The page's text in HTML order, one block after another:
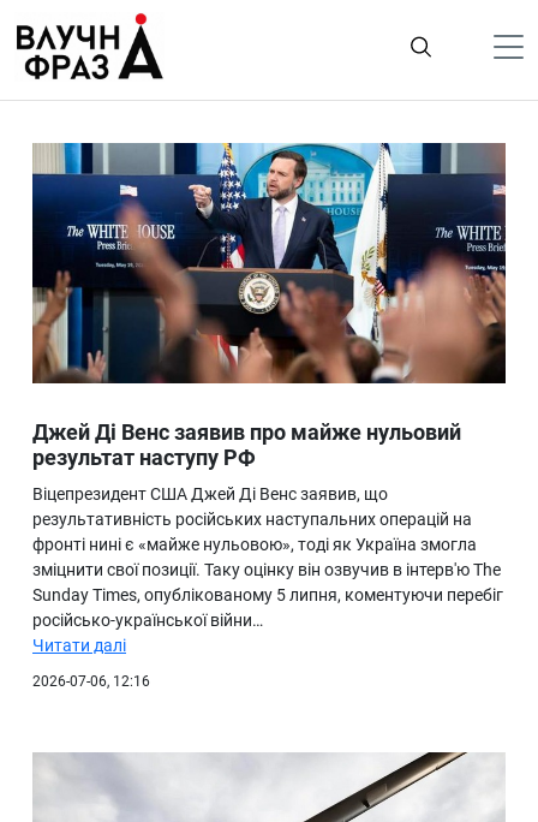
содержимому
Гроші
Життя
Лайфстайл
ТехноНаука
Людина
Ukraine
Про нас
Джей Ді Венс заявив про майже нульовий
результат наступу РФ
Віцепрезидент США Джей Ді Венс заявив, що
результативність російських наступальних операцій на
фронті нині є «майже нульовою», тоді як Україна змогла
зміцнити свої позиції. Таку оцінку він озвучив в інтерв'ю The
Sunday Times, опублікованому 5 липня, коментуючи перебіг
російсько-української війни…
Читати далі
2026-07-06, 12:16